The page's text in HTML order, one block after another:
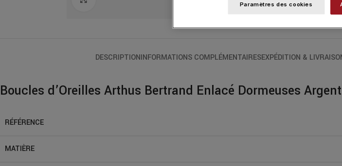
DESCRIPTIONINFORMATIONS COMPLÉMENTAIRESEXPÉDITION &
Boucles d’Oreilles Arthus Bertrand Enlacé Dormeuses Argent
RÉFÉRENCE
MATIÈRE
Paramètres des cookies